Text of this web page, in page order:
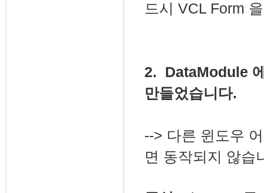
드시 VCL Form
2. DataModule
만들었습니다.
--> 다른 윈도우
면 동작되지 않습